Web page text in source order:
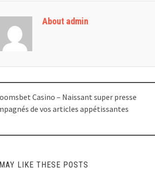
About admin
Casino – Naissant super presse
de vos articles appétissantes
LIKE THESE POSTS